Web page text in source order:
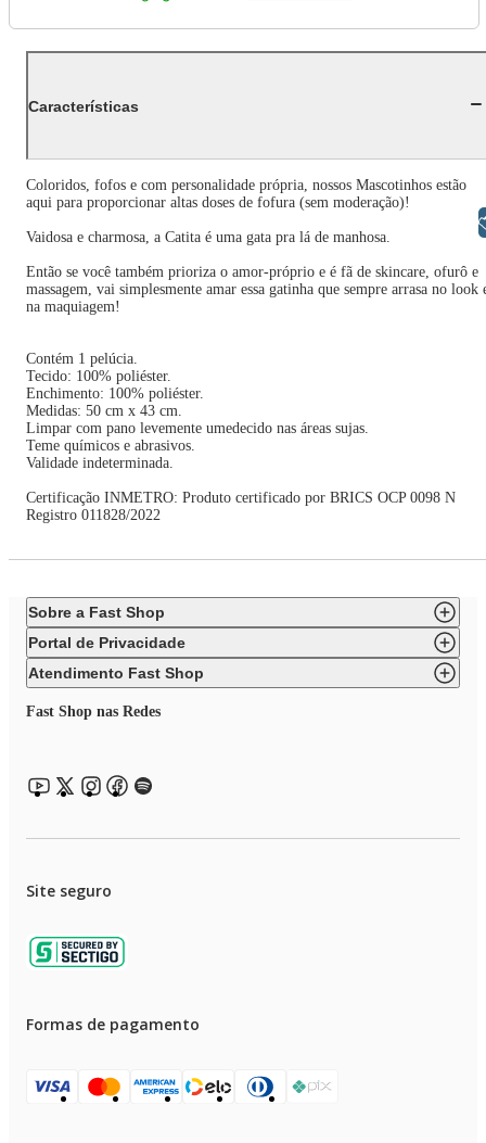
Características
Coloridos, fofos e com personalidade própria, nossos Mascotinhos estão
aqui para proporcionar altas doses de fofura (sem moderação)!
Vaidosa e charmosa, a Catita é uma gata pra lá de manhosa.
Então se você também prioriza o amor-próprio e é fã de skincare, ofurô e
massagem, vai simplesmente amar essa gatinha que sempre arrasa no look
na maquiagem!
Contém 1 pelúcia.
Tecido: 100% poliéster.
Enchimento: 100% poliéster.
Medidas: 50 cm x 43 cm.
Limpar com pano levemente umedecido nas áreas sujas.
Teme químicos e abrasivos.
Validade indeterminada.
Certificação INMETRO: Produto certificado por BRICS OCP 0098 N
Registro 011828/2022
Sobre a Fast Shop
Portal de Privacidade
Atendimento Fast Shop
Fast Shop nas Redes
Site seguro
Formas de pagamento